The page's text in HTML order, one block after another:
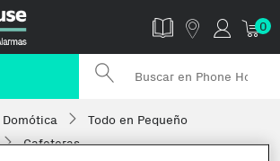
0
Domótica
Todo en Pequeño
Cafeteras